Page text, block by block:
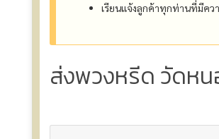
เรียนแจ้งลูกค้าทุกท่านที่มีคว
ส่งพวงหรีด วัดหน